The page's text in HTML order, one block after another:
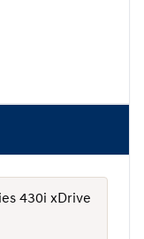
430i xDrive